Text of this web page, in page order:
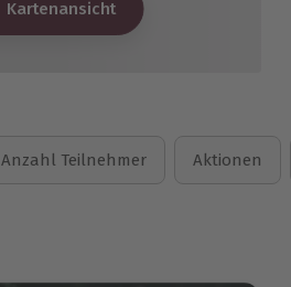
Kartenansicht
Anzahl Teilnehmer Aktionen